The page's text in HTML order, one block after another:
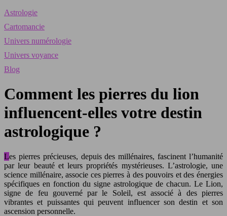
Astrologie
Cartomancie
Univers numérologie
Univers voyance
Blog
Comment les pierres du lion
influencent-elles votre destin
astrologique ?
Les pierres précieuses, depuis des millénaires, fascinent l’humanité
par leur beauté et leurs propriétés mystérieuses. L’astrologie, une
science millénaire, associe ces pierres à des pouvoirs et des énergies
spécifiques en fonction du signe astrologique de chacun. Le Lion,
signe de feu gouverné par le Soleil, est associé à des pierres
vibrantes et puissantes qui peuvent influencer son destin et son
ascension personnelle.